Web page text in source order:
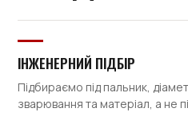
ІНЖЕНЕРНИЙ ПІДБІР
Підбираємо під пальник,
зварювання та матеріал, а не